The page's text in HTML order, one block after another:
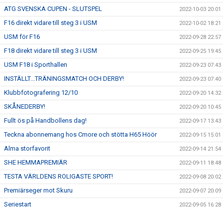
ATG SVENSKA CUPEN - SLUTSPEL 2022-10-03 20:01
F16 direkt vidare till steg 3 i USM 2022-10-02 18:21
USM för F16 2022-09-28 22:57
F18 direkt vidare till steg 3 i USM 2022-09-25 19:45
USM F18 i Sporthallen 2022-09-23 07:43
INSTÄLLT...TRÄNINGSMATCH OCH DERBY! 2022-09-23 07:40
Klubbfotografering 12/10 2022-09-20 14:32
SKÅNEDERBY! 2022-09-20 10:45
Fullt ös på Handbollens dag! 2022-09-17 13:43
Teckna abonnemang hos Cmore och stötta H65 Höör 2022-09-15 15:01
Alma storfavorit 2022-09-14 21:54
SHE HEMMAPREMIÄR 2022-09-11 18:48
TESTA VÄRLDENS ROLIGASTE SPORT! 2022-09-08 20:02
Premiärseger mot Skuru 2022-09-07 20:09
Seriestart 2022-09-05 16:28